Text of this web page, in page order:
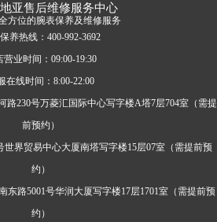
亚售后维修服务中心
方位的腕表保养及维修服务
养热线：400-992-3692
营业时间：09:00-19:30
在线时间：8:00-22:00
路230号万菱汇国际中心写字楼A塔7层704室（需提
前预约）
世界贸易中心大厦南塔写字楼15层07室（需提前预
约）
东路5001号华润大厦写字楼17层1701室（需提前预
约）